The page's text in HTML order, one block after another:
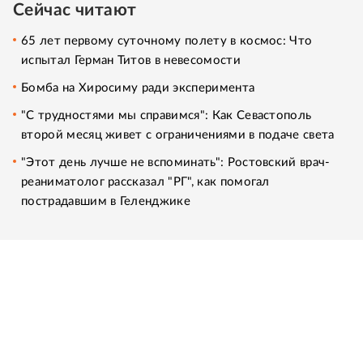
Сейчас читают
65 лет первому суточному полету в космос: Что
испытал Герман Титов в невесомости
Бомба на Хиросиму ради эксперимента
"С трудностями мы справимся": Как Севастополь
второй месяц живет с ограничениями в подаче света
"Этот день лучше не вспоминать": Ростовский врач-
реаниматолог рассказал "РГ", как помогал
пострадавшим в Геленджике